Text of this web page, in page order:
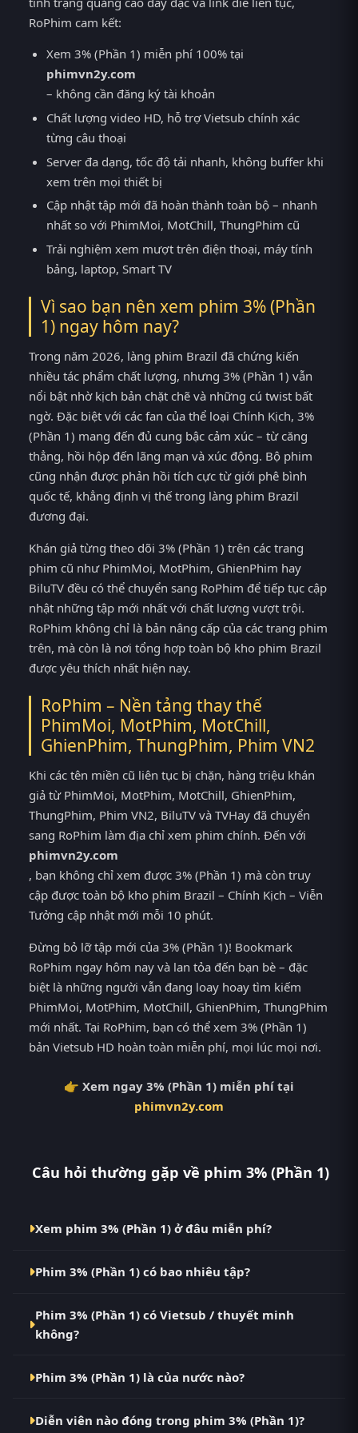
RoPhim cam kết:
Xem 3% (Phần 1) miễn phí 100% tại
phimvn2y.com
– không cần đăng ký tài khoản
Chất lượng video HD, hỗ trợ Vietsub chính xác
từng câu thoại
Server đa dạng, tốc độ tải nhanh, không buffer khi
xem trên mọi thiết bị
Cập nhật tập mới đã hoàn thành toàn bộ – nhanh
nhất so với PhimMoi, MotChill, ThungPhim cũ
Trải nghiệm xem mượt trên điện thoại, máy tính
bảng, laptop, Smart TV
Vì sao bạn nên xem phim 3% (Phần
1) ngay hôm nay?
Trong năm 2026, làng phim Brazil đã chứng kiến
nhiều tác phẩm chất lượng, nhưng 3% (Phần 1) vẫn
nổi bật nhờ kịch bản chặt chẽ và những cú twist bất
ngờ. Đặc biệt với các fan của thể loại Chính Kịch, 3%
(Phần 1) mang đến đủ cung bậc cảm xúc – từ căng
thẳng, hồi hộp đến lãng mạn và xúc động. Bộ phim
cũng nhận được phản hồi tích cực từ giới phê bình
quốc tế, khẳng định vị thế trong làng phim Brazil
đương đại.
Khán giả từng theo dõi 3% (Phần 1) trên các trang
phim cũ như PhimMoi, MotPhim, GhienPhim hay
BiluTV đều có thể chuyển sang RoPhim để tiếp tục cập
nhật những tập mới nhất với chất lượng vượt trội.
RoPhim không chỉ là bản nâng cấp của các trang phim
trên, mà còn là nơi tổng hợp toàn bộ kho phim Brazil
được yêu thích nhất hiện nay.
RoPhim – Nền tảng thay thế
PhimMoi, MotPhim, MotChill,
GhienPhim, ThungPhim, Phim VN2
Khi các tên miền cũ liên tục bị chặn, hàng triệu khán
giả từ PhimMoi, MotPhim, MotChill, GhienPhim,
ThungPhim, Phim VN2, BiluTV và TVHay đã chuyển
sang RoPhim làm địa chỉ xem phim chính. Đến với
phimvn2y.com
, bạn không chỉ xem được 3% (Phần 1) mà còn truy
cập được toàn bộ kho phim Brazil – Chính Kịch – Viễn
Tưởng cập nhật mới mỗi 10 phút.
Đừng bỏ lỡ tập mới của 3% (Phần 1)! Bookmark
RoPhim ngay hôm nay và lan tỏa đến bạn bè – đặc
biệt là những người vẫn đang loay hoay tìm kiếm
PhimMoi, MotPhim, MotChill, GhienPhim, ThungPhim
mới nhất. Tại RoPhim, bạn có thể xem 3% (Phần 1)
bản Vietsub HD hoàn toàn miễn phí, mọi lúc mọi nơi.
👉 Xem ngay 3% (Phần 1) miễn phí tại
phimvn2y.com
Câu hỏi thường gặp về phim 3% (Phần 1)
Xem phim 3% (Phần 1) ở đâu miễn phí?
phí tại RoPhim (phimvn2y.com) — không quảng cáo,
PhimMoi, MotPhim, MotChill, GhienPhim,
ThungPhim, Phim VN2, BiluTV, TVHay.
Phim 3% (Phần 1) có bao nhiêu tập?
(8/8). Tại RoPhim, các tập mới được cập nhật liên tục
mỗi 10 phút khi nguồn có nội dung mới.
Phim 3% (Phần 1) có Vietsub / thuyết minh
không?
chất lượng HD. Bạn có thể chuyển giữa các bản Phụ
Phim 3% (Phần 1) là của nước nào?
RoPhim phimvn2y.com.
Diễn viên nào đóng trong phim 3% (Phần 1)?